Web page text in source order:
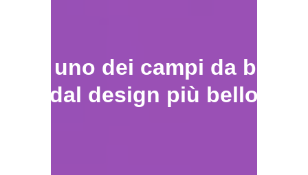
uno dei campi da
dal design più bello